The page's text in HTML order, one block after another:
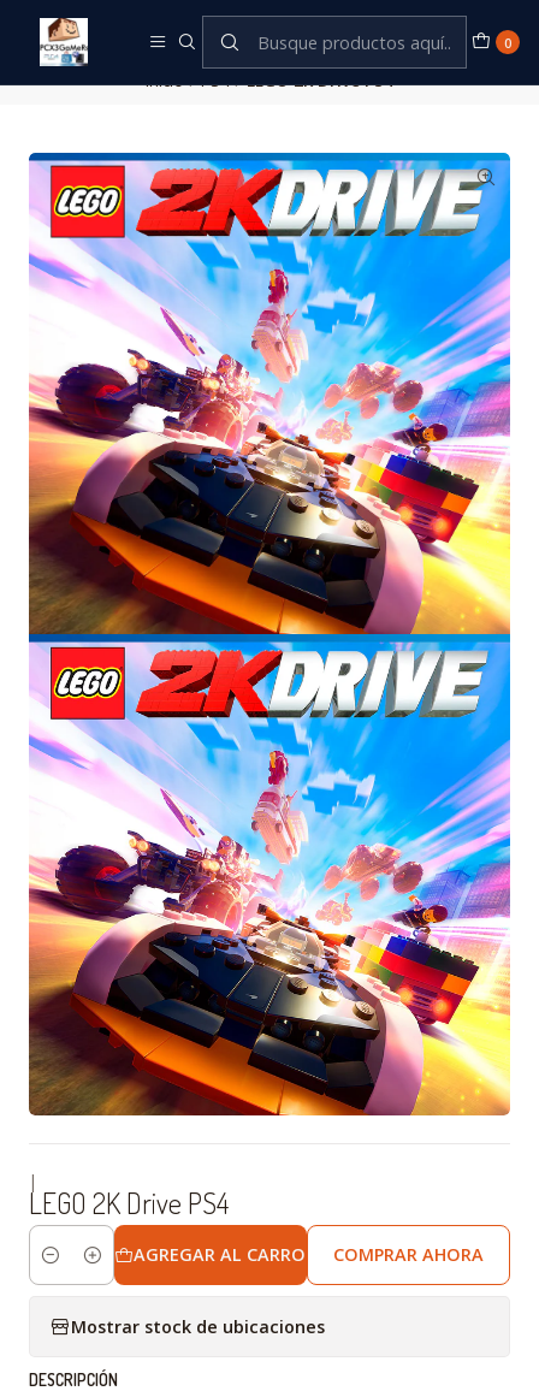
0
Inicio PS4 LEGO 2K Drive PS4
|
LEGO 2K Drive PS4
Cantidad
AGREGAR AL CARRO COMPRAR AHORA
Mostrar stock de ubicaciones
DESCRIPCIÓN